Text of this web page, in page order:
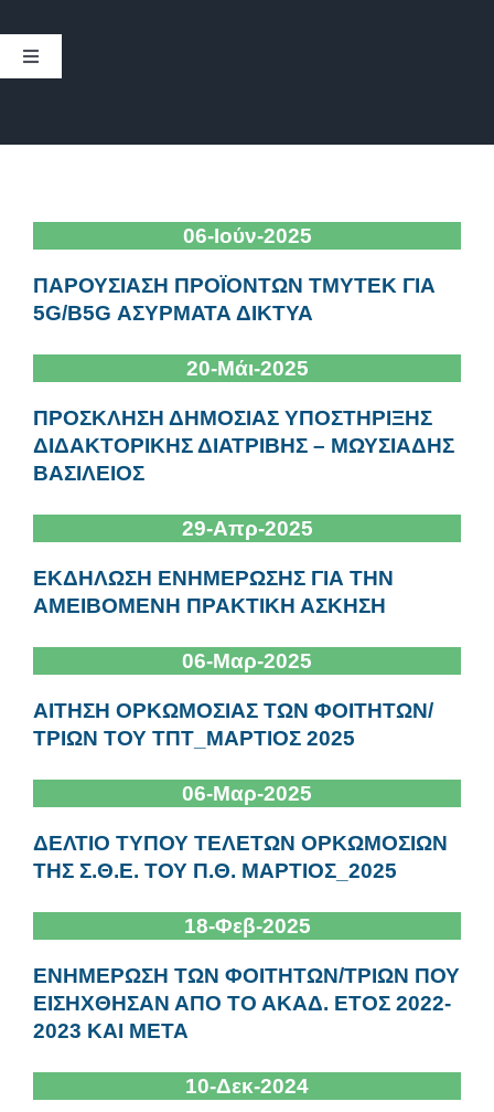
ΦΟΙΤΗΤΕΣ
Toggle
Navigation
ΕΚΔΗΛΩΣΕΙΣ
06-Ιούν-2025
ΠΑΡΟΥΣΙΑΣΗ ΠΡΟΪΟΝΤΩΝ TMYTEK ΓΙΑ
5G/B5G ΑΣΥΡΜΑΤΑ ΔΙΚΤΥΑ
20-Μάι-2025
ΠΡΟΣΚΛΗΣΗ ΔΗΜΟΣΙΑΣ ΥΠΟΣΤΗΡΙΞΗΣ
ΔΙΔΑΚΤΟΡΙΚΗΣ ΔΙΑΤΡΙΒΗΣ – ΜΩΥΣΙΑΔΗΣ
ΒΑΣΙΛΕΙΟΣ
29-Απρ-2025
ΕΚΔΗΛΩΣΗ ΕΝΗΜΕΡΩΣΗΣ ΓΙΑ ΤΗΝ
ΑΜΕΙΒΟΜΕΝΗ ΠΡΑΚΤΙΚΗ ΑΣΚΗΣΗ
06-Μαρ-2025
ΑΙΤΗΣΗ ΟΡΚΩΜΟΣΙΑΣ ΤΩΝ ΦΟΙΤΗΤΩΝ/
ΤΡΙΩΝ ΤΟΥ ΤΠΤ_ΜΑΡΤΙΟΣ 2025
06-Μαρ-2025
ΔΕΛΤΙΟ ΤΥΠΟΥ ΤΕΛΕΤΩΝ ΟΡΚΩΜΟΣΙΩΝ
ΤΗΣ Σ.Θ.Ε. ΤΟΥ Π.Θ. ΜΑΡΤΙΟΣ_2025
18-Φεβ-2025
ΕΝΗΜΕΡΩΣΗ ΤΩΝ ΦΟΙΤΗΤΩΝ/ΤΡΙΩΝ ΠΟΥ
ΕΙΣΗΧΘΗΣΑΝ ΑΠΟ ΤΟ ΑΚΑΔ. ΕΤΟΣ 2022-
2023 ΚΑΙ ΜΕΤΑ
10-Δεκ-2024